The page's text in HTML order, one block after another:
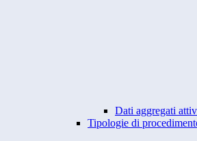
Dati aggregati
Tipologie di